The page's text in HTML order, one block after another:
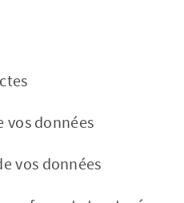
vos données
vos données